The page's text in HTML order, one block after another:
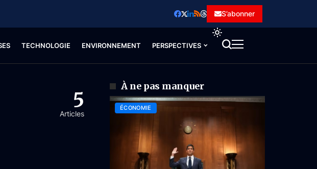
S’abonner
TECHNOLOGIE ENVIRONNEMENT PERSPECTIVES
5
Articles
À ne pas manquer
ÉCONOMIE